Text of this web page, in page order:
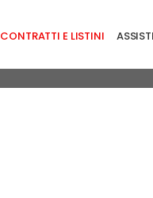
CONTRATTI E LISTINI